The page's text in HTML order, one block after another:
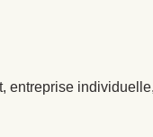
entreprise